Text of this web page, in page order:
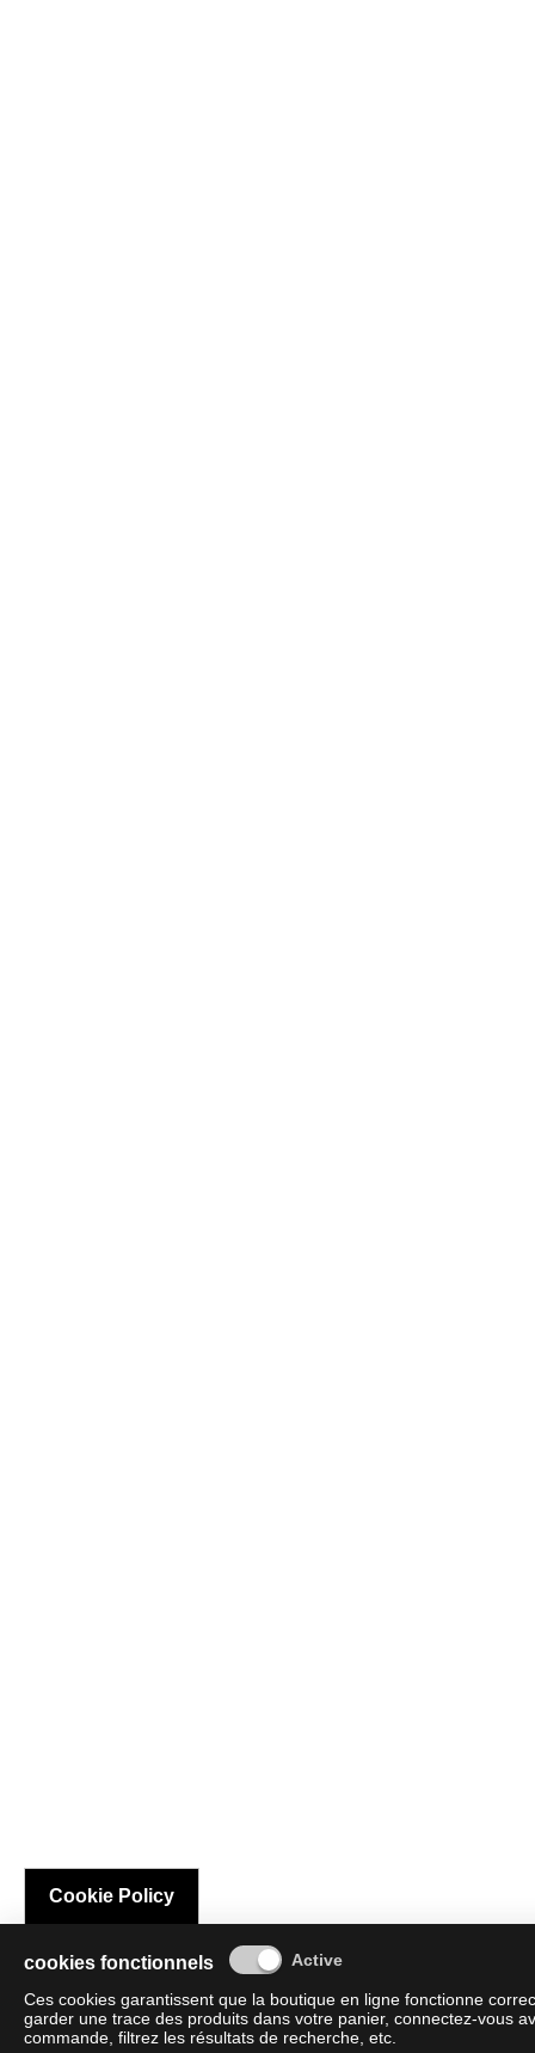
Cookie Policy
cookies fonctionnels
Ces cookies garantissent que la boutique en ligne fonctionne
garder une trace des produits dans votre panier, connectez-vous
commande, filtrez les résultats de recherche, etc.